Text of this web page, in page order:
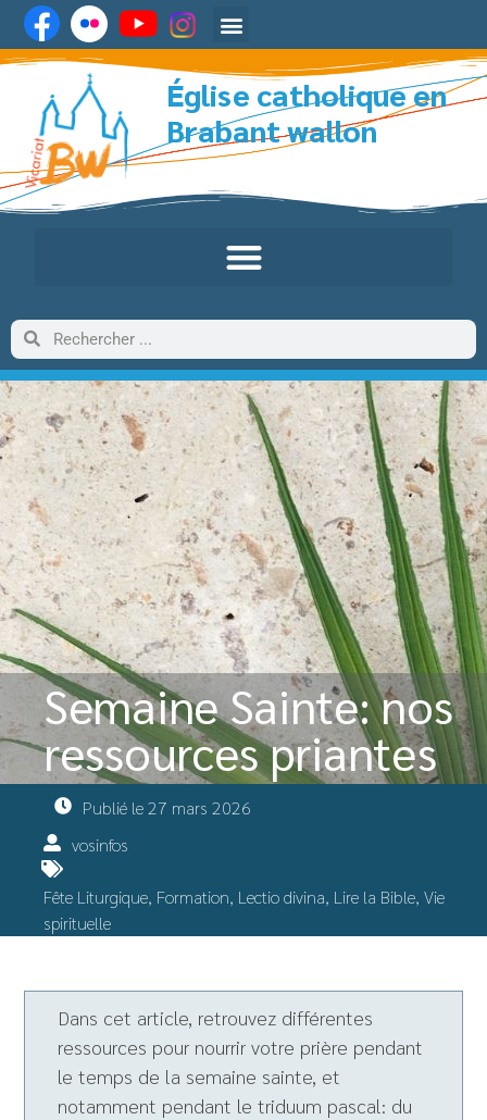
Église catholique en
Brabant wallon
Semaine Sainte: nos
ressources priantes
Publié le27 mars 2026
vosinfos
Fête Liturgique, Formation, Lectio divina, Lire la Bible, Vie
spirituelle
Dans cet article, retrouvez différentes
ressources pour nourrir votre prière pendant
le temps de la semaine sainte, et
notamment pendant le triduum pascal: du